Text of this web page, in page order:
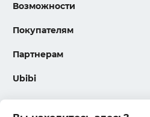
Возможности
Покупателям
Партнерам
Ubibi